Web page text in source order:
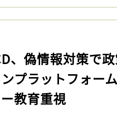
、偽情報対策で
プラットフォー
教育重視